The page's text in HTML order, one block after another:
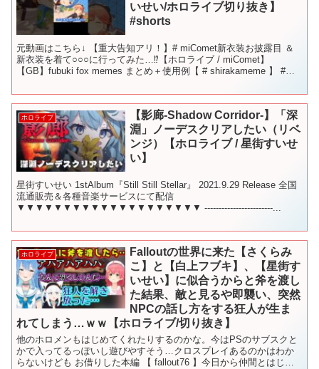
いせい/ホロライブ切り抜き】
#shorts
元動画はこちら↓ 【重大告知アリ！】# miComet新衣装お披露目 ＆
新衣装を着て○○○に行ってみた…⁉【ホロライブ / miComet】
【GB】fubuki fox memes まとめ＋使用例【 # shirakameme 】 #
ホロライブ
【影廊-Shadow Corridor-】「深
淵」ノーデスクリアしたい（リベ
ンジ）【ホロライブ / 星街すいせ
い】
星街すいせい 1stAlbum『Still Still Stellar』 2021.9.29 Release 全国
流通販売＆各種音楽サービスにて配信
▼▼▼▼▼▼▼▼▼▼▼▼▼▼▼▼▼▼▼▼ ------------------------...
ホロライブ
Falloutの世界に来た【さくらみ
こ】と【白上フブキ】、【星街す
いせい】に似合うからと斧を渡し
た結果、敵と見るや即襲い、突然
NPCの話し方をする狂人が生ま
れてしまう…ｗｗ【ホロライブ/切り抜き】
他のホロメンもはじめてくれたりするのかな。今はPSのサブスクと
かで入ってるっぽいし遊びやすそう…クロスプレイあるのかはわか
らないけども お借りした本編 【 fallout76 】今日から仲間とはじめ